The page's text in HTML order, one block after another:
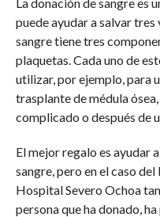
puede ayudar a salvar
sangre tiene tres
plaquetas. Cada uno de
utilizar, por ejemplo, para
trasplante de médula
complicado o después de
El mejor regalo es ayudar
sangre, pero en el caso
Hospital Severo Ochoa
persona que ha donado,